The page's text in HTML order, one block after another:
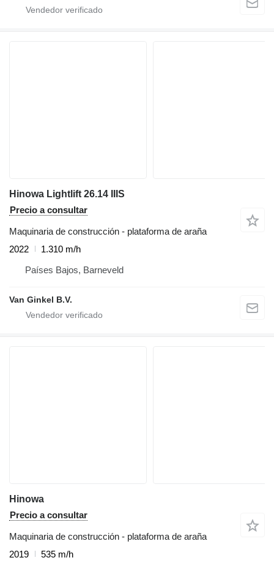
Hinowa Lightlift 26.14 IIIS
Precio a consultar
Maquinaria de construcción - plataforma de araña
2022
1.310 m/h
Países Bajos, Barneveld
Van Ginkel B.V.
Hinowa
Precio a consultar
Maquinaria de construcción - plataforma de araña
2019
535 m/h